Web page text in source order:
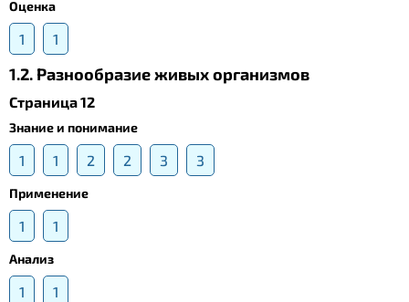
Оценка
1 1
1.2. Разнообразие живых организмов
Страница 12
Знание и понимание
1 1 2 2 3 3
Применение
1 1
Анализ
1 1